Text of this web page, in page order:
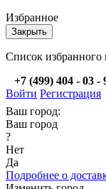
Избранное
Закрыть
Список избранного
+7 (499) 404 - 03 -
Войти Регистрация
Ваш город:
Ваш город
?
Нет
Да
Подробнее о